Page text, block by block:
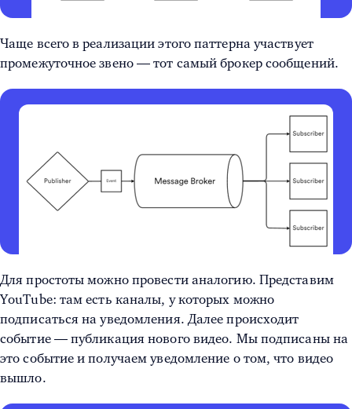
Чаще всего в реализации этого паттерна участвует
промежуточное звено — тот самый брокер сообщений.
Для простоты можно провести аналогию. Представим
YouTube: там есть каналы, у которых можно
подписаться на уведомления. Далее происходит
событие — публикация нового видео. Мы подписаны на
это событие и получаем уведомление о том, что видео
вышло.